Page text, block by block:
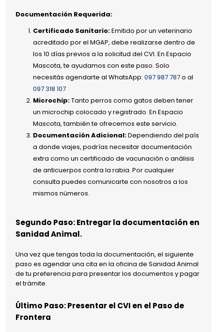
Documentación Requerida:
Certificado Sanitario:Emitido por un veterinario
acreditado por el MGAP, debe realizarse dentro de
los 10 días previos a la solicitud del CVI. En Espacio
Mascota, te ayudamos con este paso. Solo
necesitás agendarte al WhatsApp: 097 987 787o al
097 318 107
Microchip:Tanto perros como gatos deben tener
un microchip colocado y registrado. En Espacio
Mascota, también te ofrecemos este servicio.
Documentación Adicional:Dependiendo del país
a donde viajes, podrías necesitar documentación
extra como un certificado de vacunación o análisis
de anticuerpos contra la rabia. Por cualquier
consulta puedes comunicarte con nosotros a los
mismos números.
Segundo Paso: Entregar la documentación en
Sanidad Animal.
Una vez que tengas toda la documentación, el siguiente
paso es agendar una cita en la oficina de Sanidad Animal
de tu preferencia para presentar los documentos y pagar
el trámite.
Último Paso: Presentar el CVI en el Paso de
Frontera